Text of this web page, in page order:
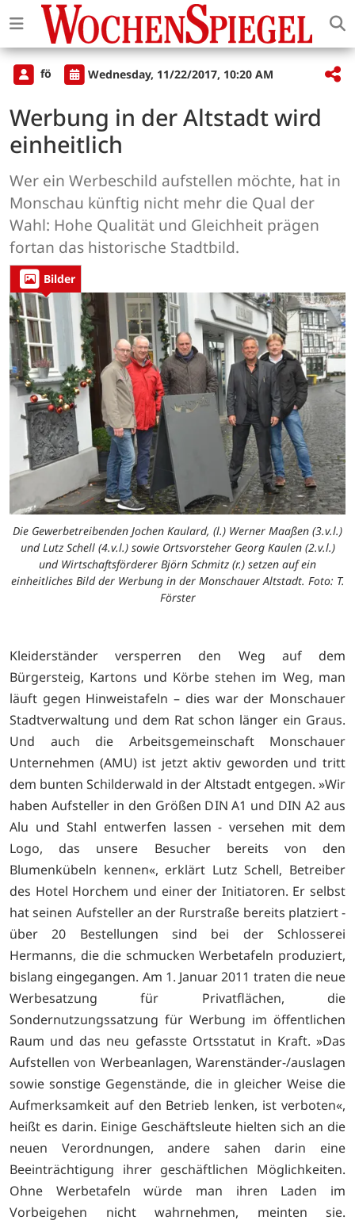
fö Wednesday, 11/22/2017, 10:20 AM
Werbung in der Altstadt wird
einheitlich
Wer ein Werbeschild aufstellen möchte, hat in
Monschau künftig nicht mehr die Qual der
Wahl: Hohe Qualität und Gleichheit prägen
fortan das historische Stadtbild.
Bilder
Die Gewerbetreibenden Jochen Kaulard, (l.) Werner Maaßen (3.v.l.)
und Lutz Schell (4.v.l.) sowie Ortsvorsteher Georg Kaulen (2.v.l.)
und Wirtschaftsförderer Björn Schmitz (r.) setzen auf ein
einheitliches Bild der Werbung in der Monschauer Altstadt. Foto: T.
Förster
Kleiderständer versperren den Weg auf dem
Bürgersteig, Kartons und Körbe stehen im Weg, man
läuft gegen Hinweistafeln – dies war der Monschauer
Stadtverwaltung und dem Rat schon länger ein Graus.
Und auch die Arbeitsgemeinschaft Monschauer
Unternehmen (AMU) ist jetzt aktiv geworden und tritt
dem bunten Schilderwald in der Altstadt entgegen. »Wir
haben Aufsteller in den Größen DIN A1 und DIN A2 aus
Alu und Stahl entwerfen lassen - versehen mit dem
Logo, das unsere Besucher bereits von den
Blumenkübeln kennen«, erklärt Lutz Schell, Betreiber
des Hotel Horchem und einer der Initiatoren. Er selbst
hat seinen Aufsteller an der Rurstraße bereits platziert -
über 20 Bestellungen sind bei der Schlosserei
Hermanns, die die schmucken Werbetafeln produziert,
bislang eingegangen. Am 1. Januar 2011 traten die neue
Werbesatzung für Privatflächen, die
Sondernutzungssatzung für Werbung im öffentlichen
Raum und das neu gefasste Ortsstatut in Kraft. »Das
Aufstellen von Werbeanlagen, Warenständer-/auslagen
sowie sonstige Gegenstände, die in gleicher Weise die
Aufmerksamkeit auf den Betrieb lenken, ist verboten«,
heißt es darin. Einige Geschäftsleute hielten sich an die
neuen Verordnungen, andere sahen darin eine
Beeinträchtigung ihrer geschäftlichen Möglichkeiten.
Ohne Werbetafeln würde man ihren Laden im
Vorbeigehen nicht wahrnehmen, meinten sie.